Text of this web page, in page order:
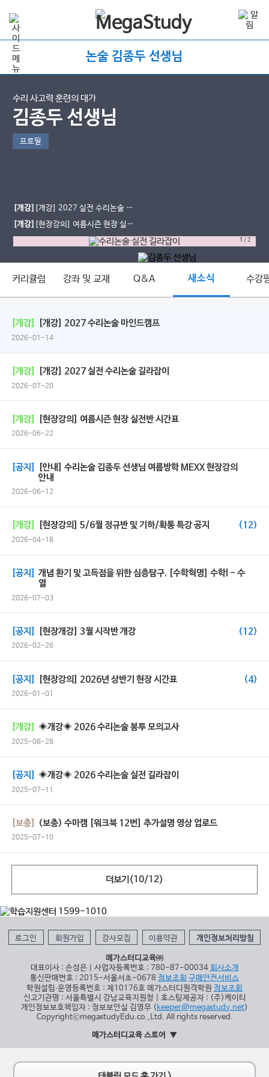
논술 김종두 선생님
수리 사고력 훈련의 대가
김종두 선생님
프로필
[개강] [개강] 2027 실전 수리논술 길
라잡이
[개강] [현장강의] 여름시즌 현장 실전
반 시간표
1 /2
커리큘럼 강좌 및 교재 Q&A 새소식 수강
[개강] [개강] 2027 수리논술 마인드캠프
2026-01-14
[개강] [개강] 2027 실전 수리논술 길라잡이
2026-07-20
[개강] [현장강의] 여름시즌 현장 실전반 시간표
2026-06-22
[공지]
[안내] 수리논술 김종두 선생님 여름방학 MEXX 현장강의
안내
2026-06-12
[개강] [현장강의] 5/6월 정규반 및 기하/확통 특강 공지 (12)
2026-04-18
[공지]
개념 환기 및 고득점을 위한 심층탐구, [수학혁명] 수학l - 수
열
2026-07-03
[공지] [현장개강] 3월 시작반 개강 (12)
2026-02-26
[공지] [현장강의] 2026년 상반기 현장 시간표 (4)
2026-01-01
[개강] ◈개강◈ 2026 수리논술 봉투 모의고사
2025-08-28
[공지] ◈개강◈ 2026 수리논술 실전 길라잡이
2025-07-11
[보충] (보충) 수마캠 [워크북 12번] 추가설명 영상 업로드
2025-07-10
더보기(10/12)
로그인 회원가입 강사모집 이용약관 개인정보처리방침
메가스터디교육㈜
대표이사 : 손성은 | 사업자등록번호 : 780-87-00034 회사소개
통신판매번호 : 2015-서울서초-0678 정보조회 구매안전서비스
학원설립∙운영등록번호 : 제10176호 메가스터디원격학원 정보조회
신고기관명 : 서울특별시 강남교육지원청 | 호스팅제공자 : (주)케이티
개인정보보호책임자 : 정보보안실 김영무 (keeper@megastudy.net)
CopyrightⓒmegastudyEdu.co.,Ltd. All rights reserved.
메가스터디교육 스토어